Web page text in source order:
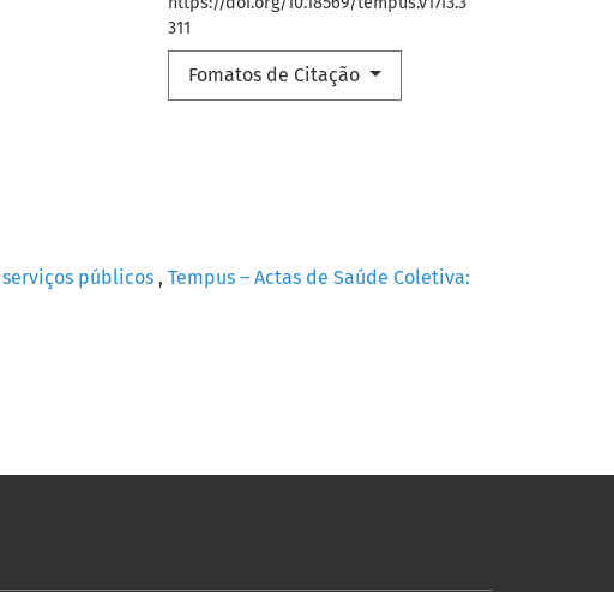
311
Fomatos de Citação
públicos , Tempus – Actas de Saúde Coletiva: